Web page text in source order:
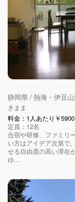
静岡県 / 熱海・伊豆
きまま
料金：1人あたり￥
定員：12名
合宿や研修、ファミリ
い方はアイデア次第で
せる自由度の高い滞在
ゆ...